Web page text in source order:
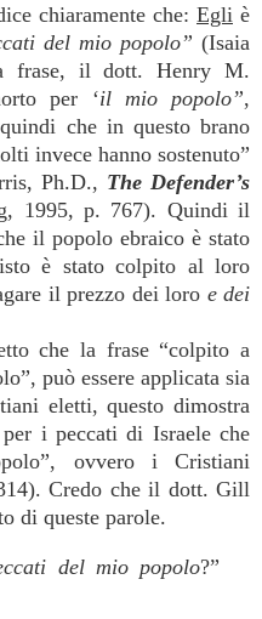
chiaramente che: Egli è
del mio popolo” (Isaia
frase, il dott. Henry M.
per ‘il mio popolo”,
che in questo brano
invece hanno sostenuto”
Ph.D., The Defender’s
1995, p. 767). Quindi il
il popolo ebraico è stato
è stato colpito al loro
il prezzo dei loro e dei
che la frase “colpito a
può essere applicata sia
eletti, questo dimostra
i peccati di Israele che
ovvero i Cristiani
Credo che il dott. Gill
di queste parole.
del mio popolo?”